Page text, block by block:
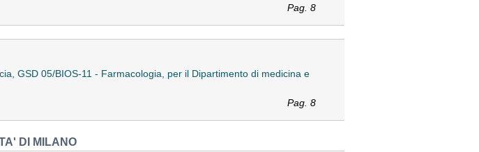
Pag. 8
GSD 05/BIOS-11 - Farmacologia, per il Dipartimento di medicina e
Pag. 8
DI MILANO